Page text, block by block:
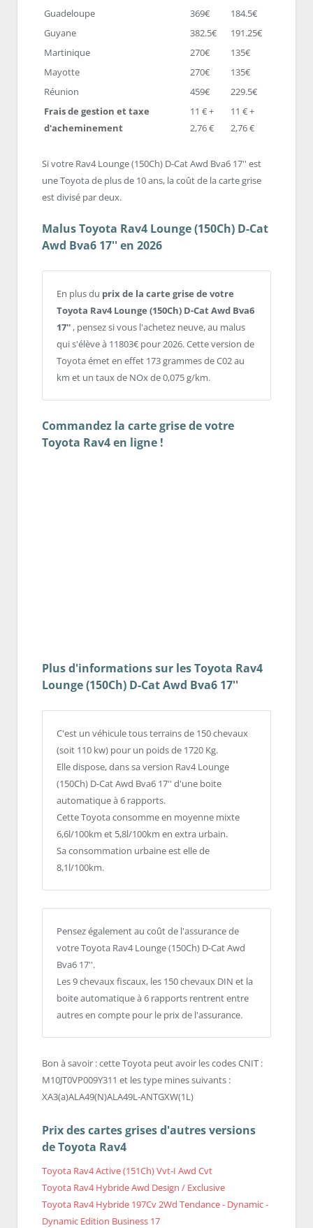
Guadeloupe 369€
184.5€
Guyane
382.5€
191.25€
Martinique
270€
135€
Mayotte
270€
135€
Réunion
459€
229.5€
Frais de gestion et taxe
d'acheminement
11 € +
2,76 €
11 € +
2,76 €
Si votre Rav4 Lounge (150Ch) D-Cat Awd Bva6 17'' est
une Toyota de plus de 10 ans, la coût de la carte grise
est divisé par deux.
Malus Toyota Rav4 Lounge (150Ch) D-Cat
Awd Bva6 17'' en 2026
En plus du prix de la carte grise de votre
Toyota Rav4 Lounge (150Ch) D-Cat Awd Bva6
17'' , pensez si vous l'achetez neuve, au malus
qui s'élève à 11803€ pour 2026. Cette version de
Toyota émet en effet 173 grammes de C02 au
km et un taux de NOx de 0,075 g/km.
Commandez la carte grise de votre
Toyota Rav4 en ligne !
Plus d'informations sur les Toyota Rav4
Lounge (150Ch) D-Cat Awd Bva6 17''
C'est un véhicule tous terrains de 150 chevaux
(soit 110 kw) pour un poids de 1720 Kg.
Elle dispose, dans sa version Rav4 Lounge
(150Ch) D-Cat Awd Bva6 17'' d'une boite
automatique à 6 rapports.
Cette Toyota consomme en moyenne mixte
6,6l/100km et 5,8l/100km en extra urbain.
Sa consommation urbaine est elle de
8,1l/100km.
Pensez également au coût de l'assurance de
votre Toyota Rav4 Lounge (150Ch) D-Cat Awd
Bva6 17''.
Les 9 chevaux fiscaux, les 150 chevaux DIN et la
boite automatique à 6 rapports rentrent entre
autres en compte pour le prix de l'assurance.
Bon à savoir : cette Toyota peut avoir les codes CNIT :
M10JT0VP009Y311 et les type mines suivants :
XA3(a)ALA49(N)ALA49L-ANTGXW(1L)
Prix des cartes grises d'autres versions
de Toyota Rav4
Toyota Rav4 Active (151Ch) Vvt-I Awd Cvt
Toyota Rav4 Hybride Awd Design / Exclusive
Toyota Rav4 Hybride 197Cv 2Wd Tendance - Dynamic -
Dynamic Edition Business 17